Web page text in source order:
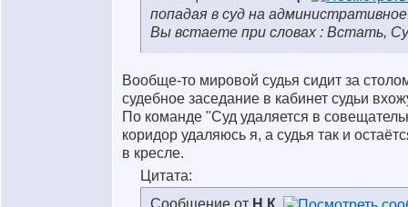
попадая в суд на
Вы встаете при словах : Встать,
Вообще-то мировой судья сидит за
судебное заседание в кабинет судьи
По команде "Суд удаляется в
коридор удаляюсь я, а судья так и
в кресле.
Цитата:
Сообщение от Н.К.